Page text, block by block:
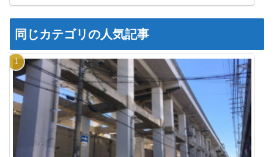
同じカテゴリの人気記事